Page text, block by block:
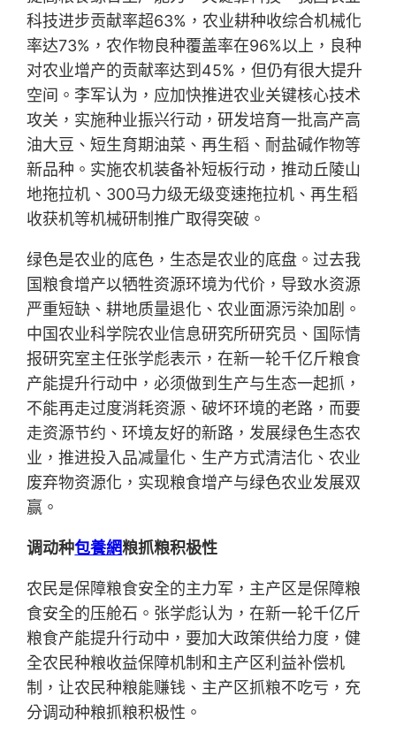
科技进步贡献率超63%，农业耕种收综合机械化
率达73%，农作物良种覆盖率在96%以上，良种
对农业增产的贡献率达到45%，但仍有很大提升
空间。李军认为，应加快推进农业关键核心技术
攻关，实施种业振兴行动，研发培育一批高产高
油大豆、短生育期油菜、再生稻、耐盐碱作物等
新品种。实施农机装备补短板行动，推动丘陵山
地拖拉机、300马力级无级变速拖拉机、再生稻
收获机等机械研制推广取得突破。
绿色是农业的底色，生态是农业的底盘。过去我
国粮食增产以牺牲资源环境为代价，导致水资源
严重短缺、耕地质量退化、农业面源污染加剧。
中国农业科学院农业信息研究所研究员、国际情
报研究室主任张学彪表示，在新一轮千亿斤粮食
产能提升行动中，必须做到生产与生态一起抓，
不能再走过度消耗资源、破坏环境的老路，而要
走资源节约、环境友好的新路，发展绿色生态农
业，推进投入品减量化、生产方式清洁化、农业
废弃物资源化，实现粮食增产与绿色农业发展双
赢。
调动种包養網粮抓粮积极性
农民是保障粮食安全的主力军，主产区是保障粮
食安全的压舱石。张学彪认为，在新一轮千亿斤
粮食产能提升行动中，要加大政策供给力度，健
全农民种粮收益保障机制和主产区利益补偿机
制，让农民种粮能赚钱、主产区抓粮不吃亏，充
分调动种粮抓粮积极性。